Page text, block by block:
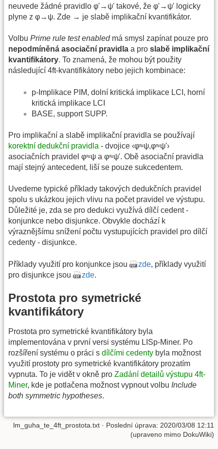
neuvede žádné pravidlo φ'→ψ' takové, že φ'→ψ' logicky
plyne z φ→ψ. Zde → je slabě implikační kvantifikátor.
Volbu Prime rule test enabledmá smysl zapínat pouze pro
nepodmíněná asociační pravidla a pro slabě implikační
kvantifikátory. To znamená, že mohou být použity
následující 4ft-kvantifikátory nebo jejich kombinace:
p-Implikace PIM, dolní kritická implikace LCI, horní
kritická implikace LCI
BASE, support SUPP.
Pro implikační a slabě implikační pravidla se používají
korektní dedukční pravidla - dvojice ‹φ≈ψ,φ≈ψ'›
asociačních pravidel φ≈ψ a φ≈ψ'. Obě asociační pravidla
mají stejný antecedent, liší se pouze sukcedentem.
Uvedeme typické příklady takových dedukčních pravidel
spolu s ukázkou jejich vlivu na počet pravidel ve výstupu.
Důležité je, zda se pro dedukci využívá dílčí cedent -
konjunkce nebo disjunkce. Obvykle dochází k
výraznějšímu snížení počtu vystupujících pravidel pro dílčí
cedenty - disjunkce.
Příklady využití pro konjunkce jsou zde, příklady využití
pro disjunkce jsou
zde.
Prostota pro symetrické
kvantifikátory
Prostota pro symetrické kvantifikátory byla
implementována v první versi systému LISp-Miner. Po
rozšíření systému o práci s dílčími cedenty byla možnost
využití prostoty pro symetrické kvantifikátory prozatím
vypnuta. To je vidět v okně pro Zadání detailů výstupu 4ft-
Miner, kde je potlačena možnost vypnout volbu Include
both symmetric hypotheses.
lm_guha_te_4ft_prostota.txt · Poslední úprava: 2020/03/08 12:11
(upraveno mimo DokuWiki)